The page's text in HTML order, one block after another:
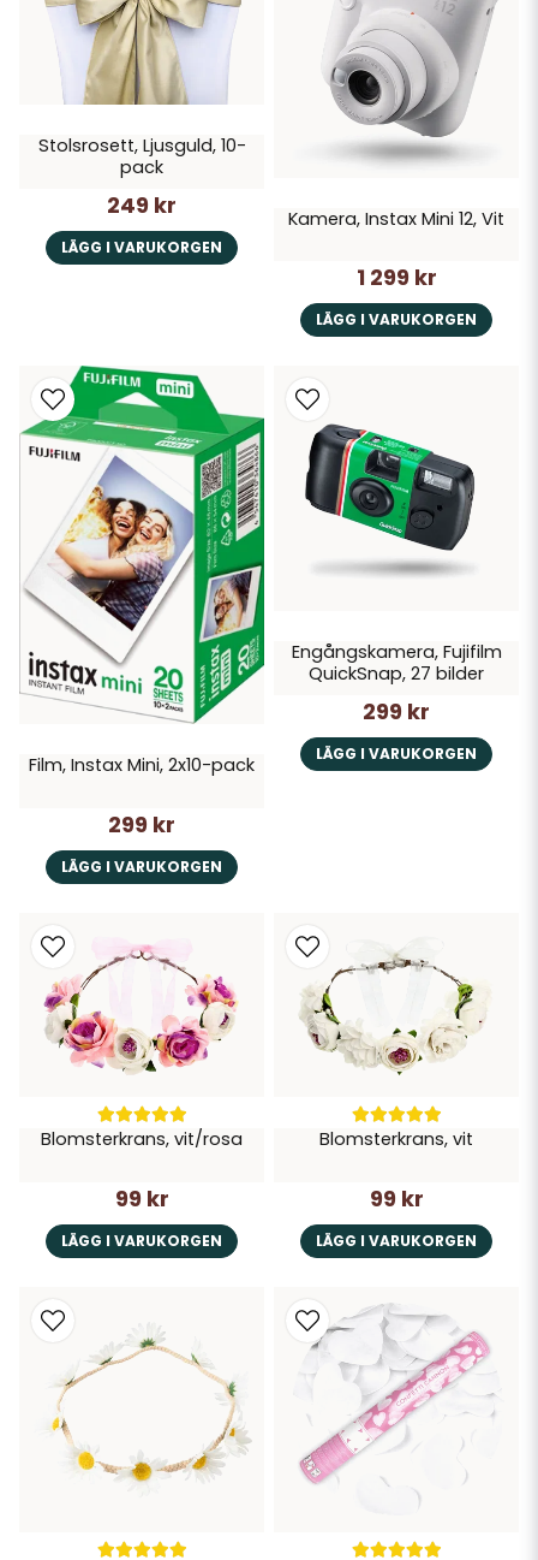
Stolsrosett, Ljusguld, 10-
pack
249 kr
LÄGG I VARUKORGEN
Kamera, Instax Mini 12, Vit
1 299 kr
LÄGG I VARUKORGEN
Film, Instax Mini, 2x10-pack
299 kr
LÄGG I VARUKORGEN
Engångskamera, Fujifilm
QuickSnap, 27 bilder
299 kr
LÄGG I VARUKORGEN
Blomsterkrans, vit/rosa
99 kr
LÄGG I VARUKORGEN
Blomsterkrans, vit
99 kr
LÄGG I VARUKORGEN